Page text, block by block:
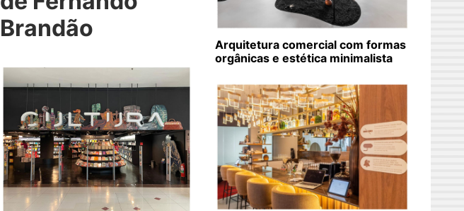
Brandão
Arquitetura comercial com formas
orgânicas e estética minimalista